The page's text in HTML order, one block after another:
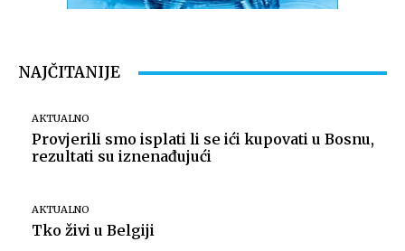
NAJČITANIJE
AKTUALNO
Provjerili smo isplati li se ići kupovati u Bosnu,
rezultati su iznenađujući
AKTUALNO
Tko živi u Belgiji